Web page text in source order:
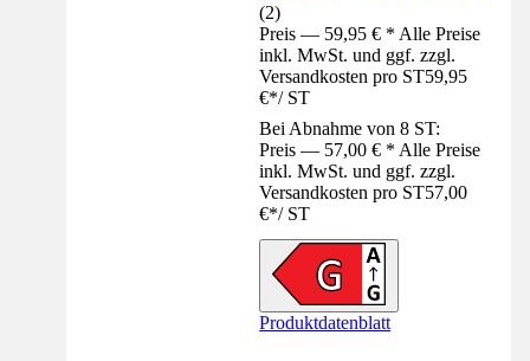
(2)
Preis — 59,95 € * Alle Preise
inkl. MwSt. und ggf. zzgl.
Versandkosten pro ST59,95
€*/ ST
Bei Abnahme von 8 ST:
Preis — 57,00 € * Alle Preise
inkl. MwSt. und ggf. zzgl.
Versandkosten pro ST57,00
€*/ ST
Produktdatenblatt